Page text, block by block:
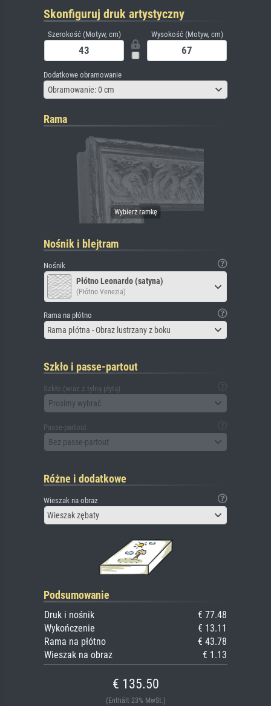
Skonfiguruj druk artystyczny
Szerokość (Motyw, cm) Wysokość (Motyw, cm)
Dodatkowe obramowanie
Obramowanie: 0 cm
Rama
Nośnik i blejtram
Nośnik
Płótno Leonardo (satyna)
(Płótno Venezia)
Rama na płótno
Rama płótna - Obraz lustrzany z boku
Szkło i passe-partout
Szkło (wraz z tylną płytą)
Prosimy wybrać
Passe-partout
Bez passe-partout
Różne i dodatkowe
Wieszak na obraz
Wieszak zębaty
Podsumowanie
Druk i nośnik
€ 77.48
Wykończenie
€ 13.11
Rama na płótno
€ 43.78
Wieszak na obraz
€ 1.13
€ 135.50
(Enthält 23% MwSt.)